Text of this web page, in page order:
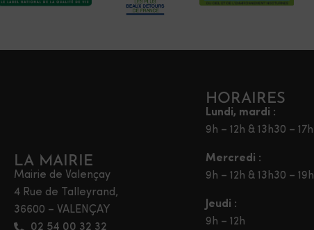
LA MAIRIE
Mairie de Valençay
4 Rue de Talleyrand,
36600 – VALENÇAY
02 54 00 32 32
HORAIRES
Lundi, mardi :
9h – 12h & 13h30 – 17h
Mercredi :
9h – 12h & 13h30 – 19h
Jeudi :
9h – 12h